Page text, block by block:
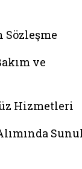
ve
Hizmetleri